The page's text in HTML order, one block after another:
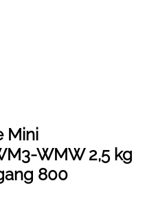
Mini
WMW 2,5 kg
800